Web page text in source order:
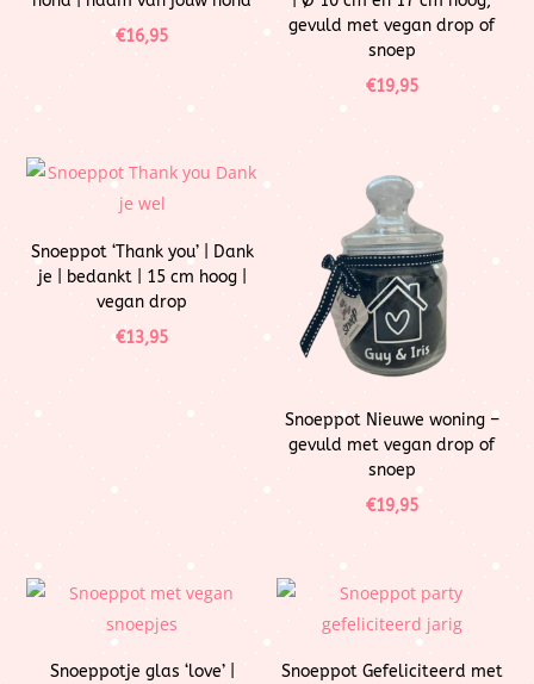
€16,95
gevuld met vegan drop of
snoep
€19,95
Snoeppot ‘Thank you’ | Dank
je | bedankt | 15 cm hoog |
vegan drop
€13,95
Snoeppot Nieuwe woning –
gevuld met vegan drop of
snoep
€19,95
Snoeppotje glas ‘love’ |
Snoeppot Gefeliciteerd met